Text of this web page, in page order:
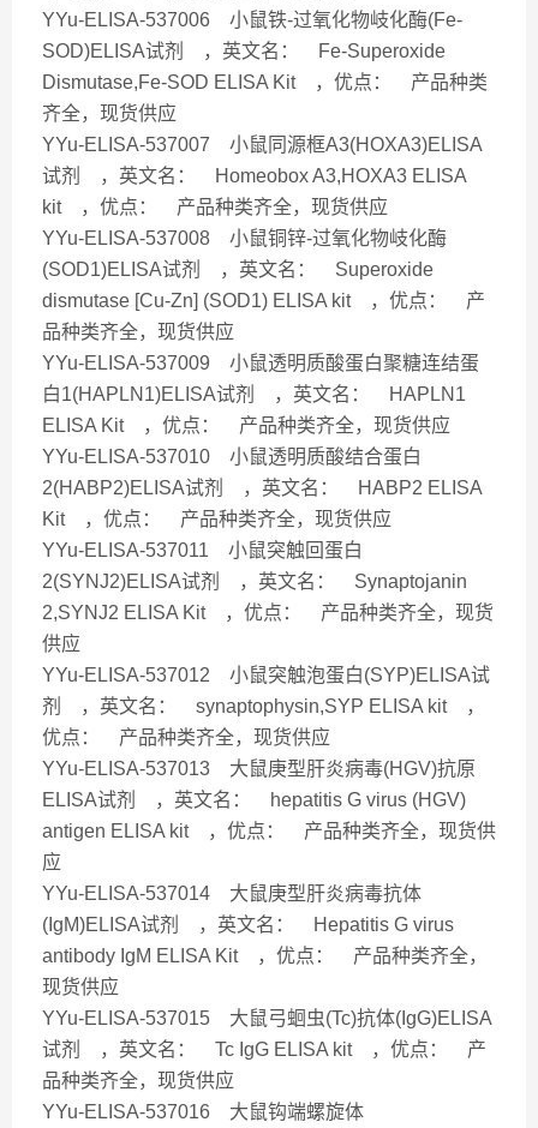
YYu-ELISA-537006 小鼠铁-过氧化物岐化酶(Fe-
SOD)ELISA试剂 ，英文名： Fe-Superoxide
Dismutase,Fe-SOD ELISA Kit ，优点： 产品种类
齐全，现货供应
YYu-ELISA-537007 小鼠同源框A3(HOXA3)ELISA
试剂 ，英文名： Homeobox A3,HOXA3 ELISA
kit ，优点： 产品种类齐全，现货供应
YYu-ELISA-537008 小鼠铜锌-过氧化物岐化酶
(SOD1)ELISA试剂 ，英文名： Superoxide
dismutase [Cu-Zn] (SOD1) ELISA kit ，优点： 产
品种类齐全，现货供应
YYu-ELISA-537009 小鼠透明质酸蛋白聚糖连结蛋
白1(HAPLN1)ELISA试剂 ，英文名： HAPLN1
ELISA Kit ，优点： 产品种类齐全，现货供应
YYu-ELISA-537010 小鼠透明质酸结合蛋白
2(HABP2)ELISA试剂 ，英文名： HABP2 ELISA
Kit ，优点： 产品种类齐全，现货供应
YYu-ELISA-537011 小鼠突触回蛋白
2(SYNJ2)ELISA试剂 ，英文名： Synaptojanin
2,SYNJ2 ELISA Kit ，优点： 产品种类齐全，现货
供应
YYu-ELISA-537012 小鼠突触泡蛋白(SYP)ELISA试
剂 ，英文名： synaptophysin,SYP ELISA kit ，
优点： 产品种类齐全，现货供应
YYu-ELISA-537013 大鼠庚型肝炎病毒(HGV)抗原
ELISA试剂 ，英文名： hepatitis G virus (HGV)
antigen ELISA kit ，优点： 产品种类齐全，现货供
应
YYu-ELISA-537014 大鼠庚型肝炎病毒抗体
(IgM)ELISA试剂 ，英文名： Hepatitis G virus
antibody IgM ELISA Kit ，优点： 产品种类齐全，
现货供应
YYu-ELISA-537015 大鼠弓蛔虫(Tc)抗体(IgG)ELISA
试剂 ，英文名： Tc IgG ELISA kit ，优点： 产
品种类齐全，现货供应
YYu-ELISA-537016 大鼠钩端螺旋体